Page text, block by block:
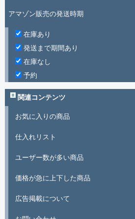
アマゾン販売の発送時期
在庫あり
発送まで期間あり
在庫なし
予約
関連コンテンツ
お気に入りの商品
仕入れリスト
ユーザー数が多い商品
価格が急に上下した商品
広告掲載について